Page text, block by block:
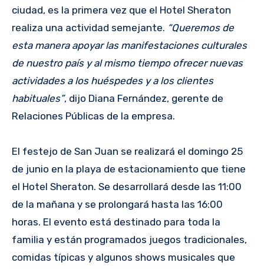
ciudad, es la primera vez que el Hotel Sheraton
realiza una actividad semejante. “Queremos de
esta manera apoyar las manifestaciones culturales
de nuestro país y al mismo tiempo ofrecer nuevas
actividades a los huéspedes y a los clientes
habituales”, dijo Diana Fernández, gerente de
Relaciones Públicas de la empresa.
El festejo de San Juan se realizará el domingo 25
de junio en la playa de estacionamiento que tiene
el Hotel Sheraton. Se desarrollará desde las 11:00
de la mañana y se prolongará hasta las 16:00
horas. El evento está destinado para toda la
familia y están programados juegos tradicionales,
comidas típicas y algunos shows musicales que